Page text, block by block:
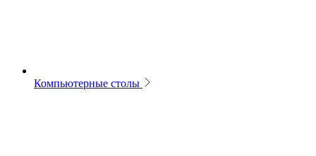
Компьютерные столы